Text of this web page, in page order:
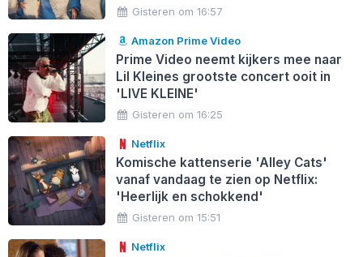
Gisteren om 16:57
Amazon Prime Video
Prime Video neemt kijkers mee naar
Lil Kleines grootste concert ooit in
'LIVE KLEINE'
Gisteren om 16:25
Netflix
Komische kattenserie 'Alley Cats'
vanaf vandaag te zien op Netflix:
'Heerlijk en schokkend'
Gisteren om 15:51
Netflix